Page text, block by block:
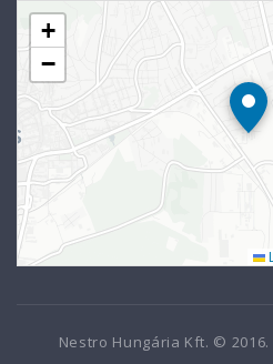
+
−
Nestro Hungária Kft. ©